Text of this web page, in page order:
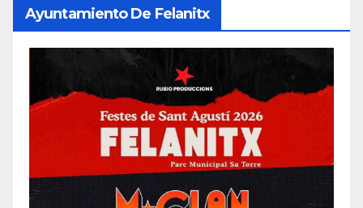
Ayuntamiento De Felanitx